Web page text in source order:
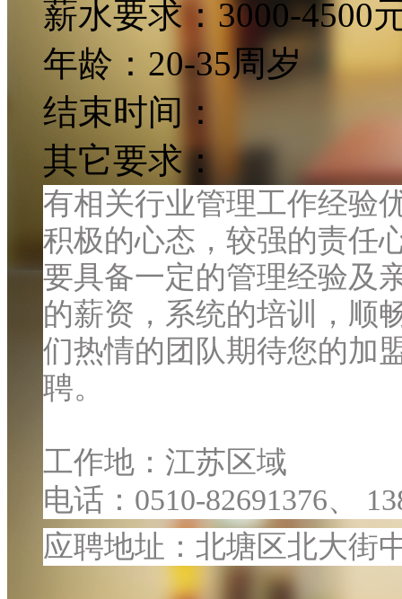
薪水要求： 3000-4500
年龄： 20-35周岁
结束时间：
其它要求：
有相关行业管理工作经验
积极的心态，较强的责任
要具备一定的管理经验及
的薪资，系统的培训，顺
们热情的团队期待您的加
聘。
工作地：江苏区域
电话： 0510-82691376、
应聘地址：北塘区北大街